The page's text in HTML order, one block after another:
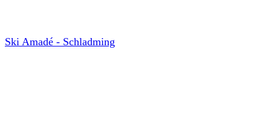
Ski Amadé - Schladming